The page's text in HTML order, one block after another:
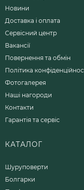
Новини
Доставка і оплата
Сервісний центр
Вакансії
Повернення та обмін
Політика
Фотогалерея
Наші нагороди
Контакти
Гарантія та сервіс
КАТАЛОГ
Шуруповерти
Болгарки